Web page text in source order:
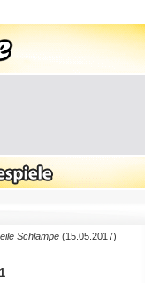
Schlampe(15.05.2017)